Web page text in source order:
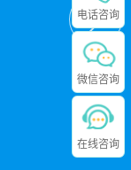
电话咨询
微信咨询
在线咨询